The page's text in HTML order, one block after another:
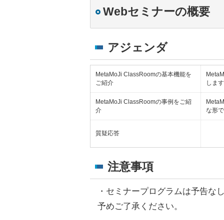
Webセミナーの概要
アジェンダ
MetaMoJi ClassRoomの基本機能を
ご紹介
しま
MetaMoJi ClassRoomの事例をご紹
介
な形
質疑応答
注意事項
・ セミナープログラムは予告な
予めご了承ください。